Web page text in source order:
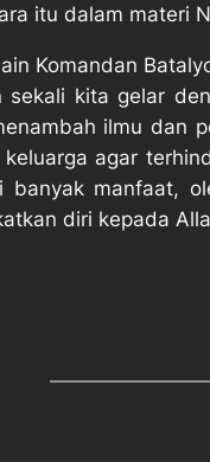
itu dalam materi
Komandan
sekali kita gelar
ilmu dan
keluarga agar
banyak manfaat,
diri kepada